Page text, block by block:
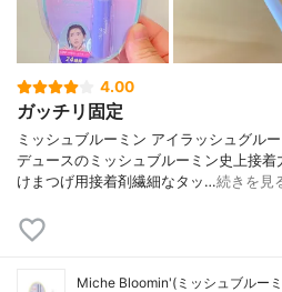
4.00
ガッチリ固定
ミッシュブルーミン アイラッシュグル
デュースのミッシュブルーミン史上接着
けまつげ用接着剤繊細なタッ…続きを見
Miche Bloomin'(ミッシュブルー